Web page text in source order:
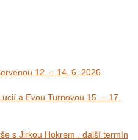
12. – 14. 6. 2026
Evou Turnovou 15. – 17.
s Jirkou Hokrem . další termín